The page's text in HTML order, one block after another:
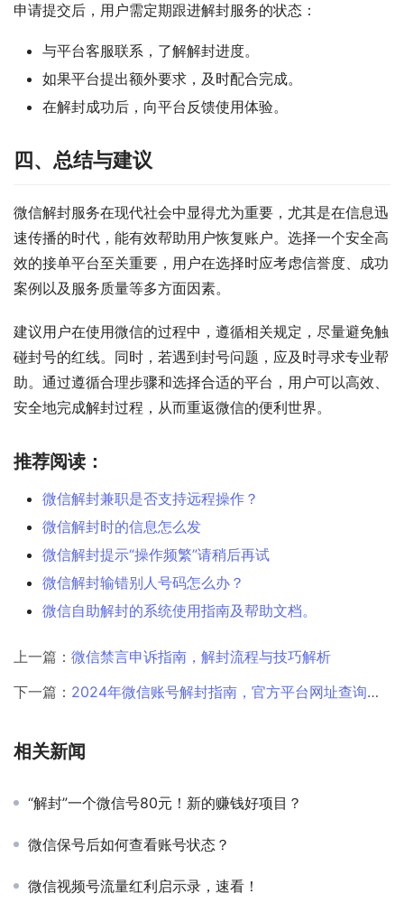
申请提交后，用户需定期跟进解封服务的状态：
与平台客服联系，了解解封进度。
如果平台提出额外要求，及时配合完成。
在解封成功后，向平台反馈使用体验。
四、总结与建议
微信解封服务在现代社会中显得尤为重要，尤其是在信息迅
速传播的时代，能有效帮助用户恢复账户。选择一个安全高
效的接单平台至关重要，用户在选择时应考虑信誉度、成功
案例以及服务质量等多方面因素。
建议用户在使用微信的过程中，遵循相关规定，尽量避免触
碰封号的红线。同时，若遇到封号问题，应及时寻求专业帮
助。通过遵循合理步骤和选择合适的平台，用户可以高效、
安全地完成解封过程，从而重返微信的便利世界。
推荐阅读：
微信解封兼职是否支持远程操作？
微信解封时的信息怎么发
微信解封提示“操作频繁”请稍后再试
微信解封输错别人号码怎么办？
微信自助解封的系统使用指南及帮助文档。
上一篇： 微信禁言申诉指南，解封流程与技巧解析
下一篇： 2024年微信账号解封指南，官方平台网址查询及操作流程
相关新闻
“解封”一个微信号80元！新的赚钱好项目？
微信保号后如何查看账号状态？
微信视频号流量红利启示录，速看！